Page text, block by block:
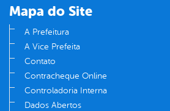
Mapa do Site
A Prefeitura
A Vice Prefeita
Contato
Contracheque Online
Controladoria Interna
Dados Abertos